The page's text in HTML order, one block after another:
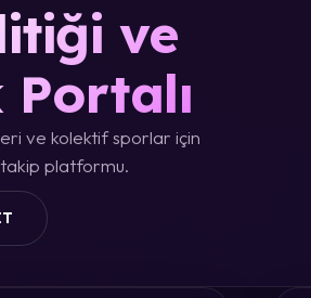
ve
ve kolektif sporlar için
takip platformu.